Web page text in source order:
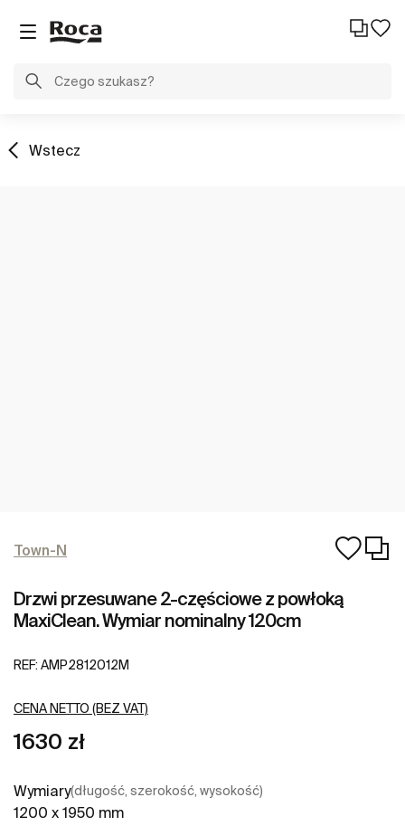
Wstecz
Town-N
Drzwi przesuwane 2-częściowe z powłoką
MaxiClean. Wymiar nominalny 120cm
REF: AMP2812012M
CENA NETTO (BEZ VAT)
1630 zł
Wymiary(długość, szerokość, wysokość)
1200 x 1950 mm